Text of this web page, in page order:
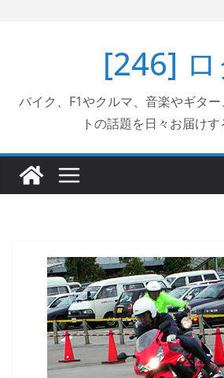
[246]
バイク、F1やクルマ、音楽やギタ
トの話題を日々お届け